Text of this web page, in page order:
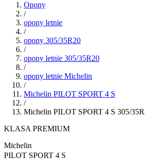
Opony
/
opony letnie
/
opony 305/35R20
/
opony letnie 305/35R20
/
opony letnie Michelin
/
Michelin PILOT SPORT 4 S
/
Michelin PILOT SPORT 4 S 305/
KLASA PREMIUM
Michelin
PILOT SPORT 4 S